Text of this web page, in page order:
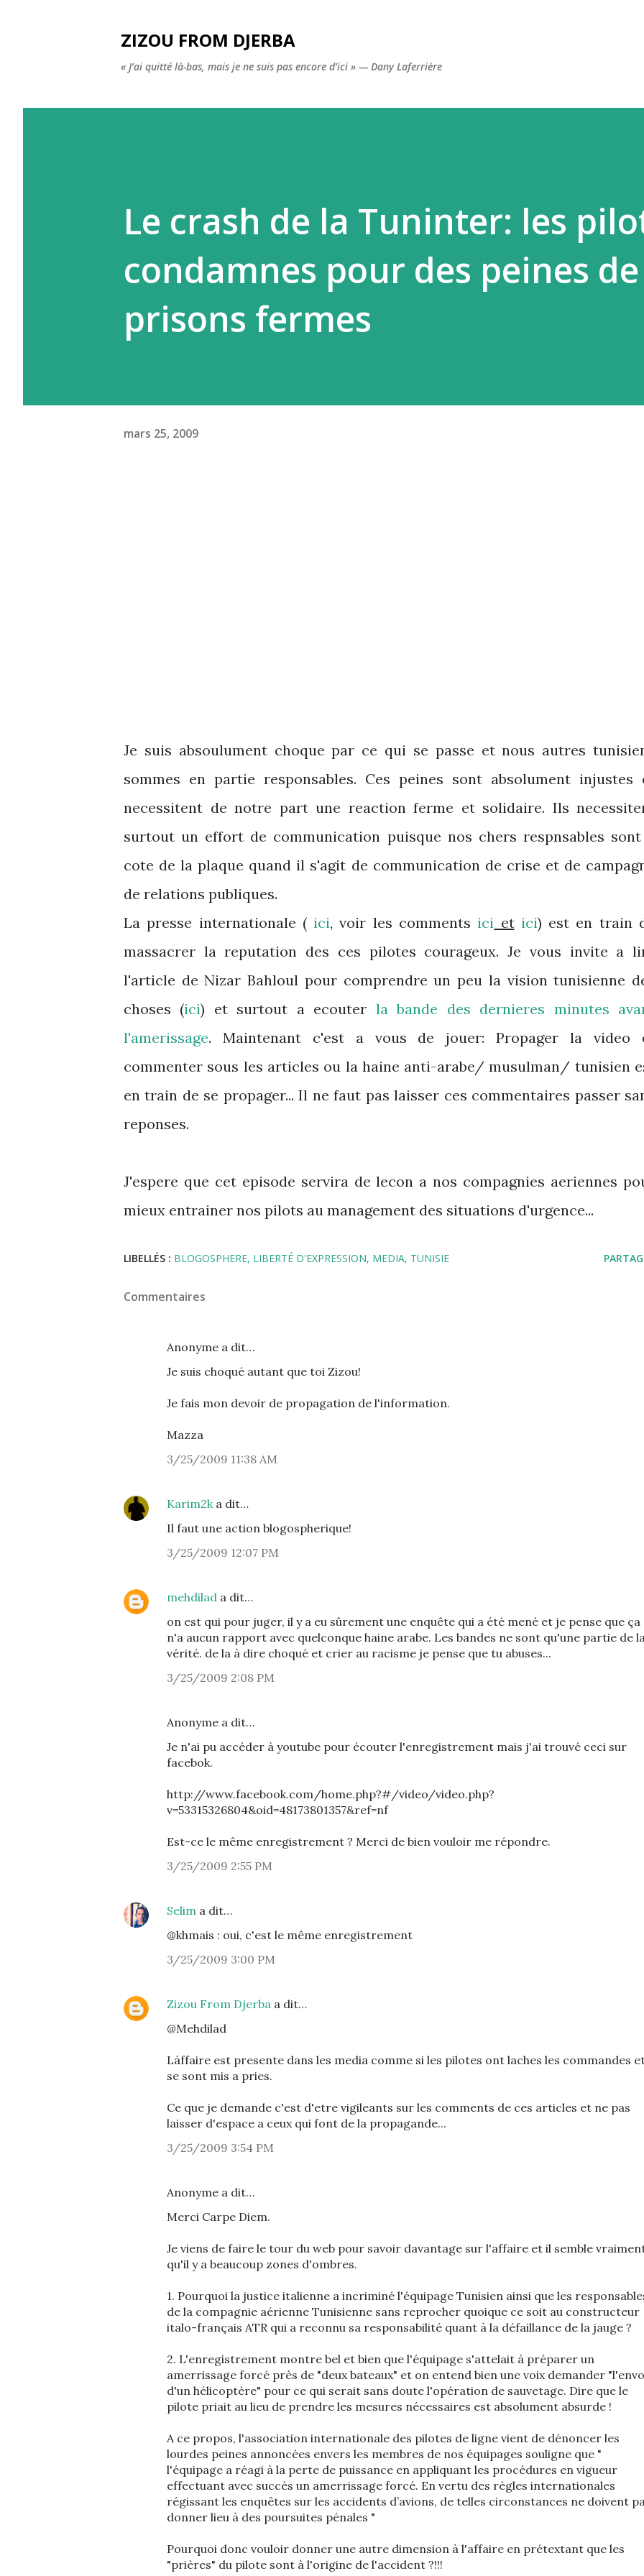
ZIZOU FROM DJERBA
« J’ai quitté là-bas, mais je ne suis pas encore d’ici » — Dany Laferrière
Le crash de la Tuninter: les
condamnes pour des peines de
prisons fermes
mars 25, 2009
Je suis absoulument choque par ce qui se passe et nous autres
sommes en partie responsables. Ces peines sont absolument injustes
necessitent de notre part une reaction ferme et solidaire. Ils
surtout un effort de communication puisque nos chers respnsables
cote de la plaque quand il s'agit de communication de crise et de
de relations publiques.
La presse internationale ( ici, voir les comments ici etici) est en train
massacrer la reputation des ces pilotes courageux. Je vous invite a
l'article de Nizar Bahloul pour comprendre un peu la vision tunisienne
choses (ici) et surtout a ecouter la bande des dernieres minutes
l'amerissage. Maintenant c'est a vous de jouer: Propager la video
commenter sous les articles ou la haine anti-arabe/ musulman/ tunisien
en train de se propager... Il ne faut pas laisser ces commentaires passer
reponses.
J'espere que cet episode servira de lecon a nos compagnies aeriennes
mieux entrainer nos pilots au management des situations d'urgence...
LIBELLÉS : BLOGOSPHERE LIBERTÉ D'EXPRESSION MEDIA TUNISIE
Commentaires
Anonyme a dit…
Je suis choqué autant que toi Zizou!
Je fais mon devoir de propagation de l'information.
Mazza
3/25/2009 11:38 AM
Karim2ka dit…
Il faut une action blogospherique!
3/25/2009 12:07 PM
mehdilad a dit…
on est qui pour juger, il y a eu sûrement une enquête qui a été mené et je pense que ça
n'a aucun rapport avec quelconque haine arabe. Les bandes ne sont qu'une partie de
vérité. de la à dire choqué et crier au racisme je pense que tu abuses...
3/25/2009 2:08 PM
Anonyme a dit…
Je n'ai pu accéder à youtube pour écouter l'enregistrement mais j'ai trouvé ceci sur
facebok.
http://www.facebook.com/home.php?#/video/video.php?
v=53315326804&oid=48173801357&ref=nf
Est-ce le même enregistrement ? Merci de bien vouloir me répondre.
3/25/2009 2:55 PM
Selim a dit…
@khmais : oui, c'est le même enregistrement
3/25/2009 3:00 PM
Zizou From Djerba a dit…
@Mehdilad
Láffaire est presente dans les media comme si les pilotes ont laches les commandes
se sont mis a pries.
Ce que je demande c'est d'etre vigileants sur les comments de ces articles et ne pas
laisser d'espace a ceux qui font de la propagande...
3/25/2009 3:54 PM
Anonyme a dit…
Merci Carpe Diem.
Je viens de faire le tour du web pour savoir davantage sur l'affaire et il semble
qu'il y a beaucoup zones d'ombres.
1. Pourquoi la justice italienne a incriminé l'équipage Tunisien ainsi que les
de la compagnie aérienne Tunisienne sans reprocher quoique ce soit au constructeur
italo-français ATR qui a reconnu sa responsabilité quant à la défaillance de la jauge ?
2. L'enregistrement montre bel et bien que l'équipage s'attelait à préparer un
amerrissage forcé près de "deux bateaux" et on entend bien une voix demander
d'un hélicoptère" pour ce qui serait sans doute l'opération de sauvetage. Dire que le
pilote priait au lieu de prendre les mesures nécessaires est absolument absurde !
A ce propos, l'association internationale des pilotes de ligne vient de dénoncer les
lourdes peines annoncées envers les membres de nos équipages souligne que "
l'équipage a réagi à la perte de puissance en appliquant les procédures en vigueur
effectuant avec succès un amerrissage forcé. En vertu des règles internationales
régissant les enquêtes sur les accidents d’avions, de telles circonstances ne doivent
donner lieu à des poursuites pénales "
Pourquoi donc vouloir donner une autre dimension à l'affaire en prétextant que les
"prières" du pilote sont à l'origine de l'accident ?!!!